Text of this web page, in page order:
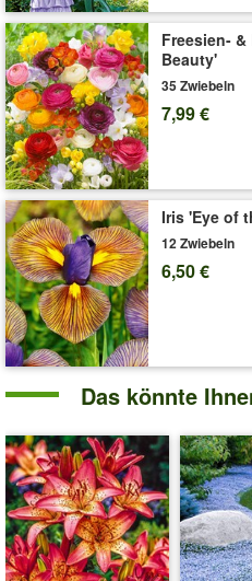
Liefergröße:Zwiebelumfang
'Lilie 'Uncle Sam''
Pflege-Tipps
Freesien-
Beauty'
35 Zwiebeln
7,99 €
Iris 'Eye of
12 Zwiebeln
6,50 €
Das könnte